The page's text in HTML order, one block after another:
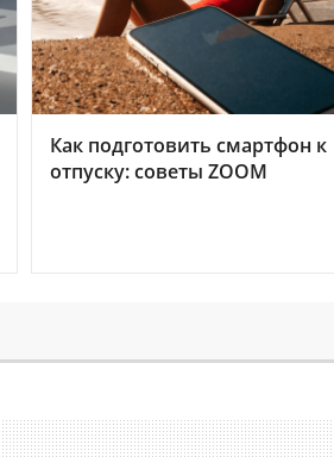
Как подготовить смартфон к
отпуску: советы ZOOM